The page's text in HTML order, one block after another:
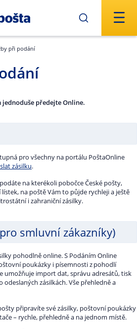
při podání
předejte Online.
pro všechny na portálu PoštaOnline
zásilku.
na kterékoli pobočce České pošty,
na poště Vám to půjde rychleji a ještě
i zahraniční zásilky.
smluvní zákazníky)
pohodlně online. S Podáním Online
poukázky i písemnosti z pohodlí
umožňuje import dat, správu adresátů, tisk
zásilkách. Vše přehledně a
připravíte své zásilky, poštovní poukázky
– rychle, přehledně a na jednom místě.